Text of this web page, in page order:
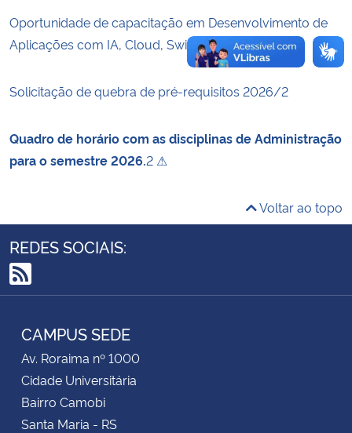
Oportunidade de capacitação em Desenvolvimento de
Aplicações com IA, Cloud, Swift e IoT
Solicitação de quebra de pré-requisitos 2026/2
Quadro de horário com as disciplinas de Administração
para o semestre 2026.2 ⚠
Voltar ao topo
REDES SOCIAIS:
RSS
CAMPUS SEDE
Av. Roraima nº 1000
Cidade Universitária
Bairro Camobi
Santa Maria - RS